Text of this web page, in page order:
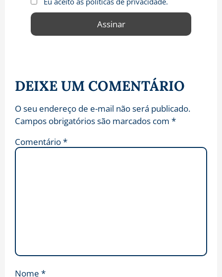
DEIXE UM COMENTÁRIO
O seu endereço de e-mail não será publicado.
Campos obrigatórios são marcados com *
Comentário*
Nome *